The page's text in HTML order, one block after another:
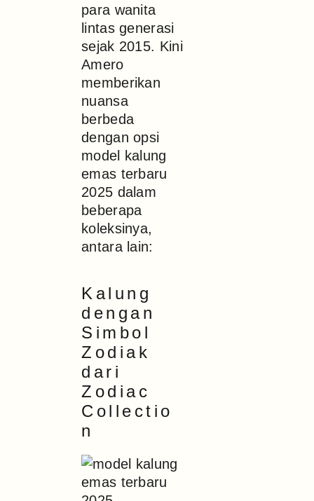
para wanita
lintas generasi
sejak 2015. Kini
Amero
memberikan
nuansa
berbeda
dengan opsi
model kalung
emas terbaru
2025 dalam
beberapa
koleksinya,
antara lain:
Kalung
dengan
Simbol
Zodiak
dari
Zodiac
Collectio
n